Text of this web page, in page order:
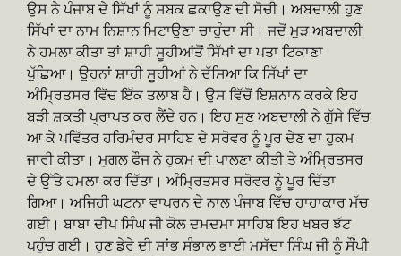
ਉਸ ਨੇ ਪੰਜਾਬ ਦੇ ਸਿੱਖਾਂ ਨੂੰ ਸਬਕ ਛਕਾਉਣ ਦੀ ਸੋਚੀ। ਅਬਦਾਲੀ ਹੁਣ
ਸਿੱਖਾਂ ਦਾ ਨਾਮ ਨਿਸ਼ਾਨ ਮਿਟਾਉਣਾ ਚਾਹੁੰਦਾ ਸੀ। ਜਦੋਂ ਮੁੜ ਅਬਦਾਲੀ
ਨੇ ਹਮਲਾ ਕੀਤਾ ਤਾਂ ਸ਼ਾਹੀ ਸੂਹੀਆਂਤੋਂ ਸਿੱਖਾਂ ਦਾ ਪਤਾ ਟਿਕਾਣਾ
ਪੁੱਛਿਆ। ਉਹਨਾਂ ਸ਼ਾਹੀ ਸੂਹੀਆਂ ਨੇ ਦੱਸਿਆ ਕਿ ਸਿੱਖਾਂ ਦਾ
ਅੰਮ੍ਰਿਤਸਰ ਵਿੱਚ ਇੱਕ ਤਲਾਬ ਹੈ। ਉਸ ਵਿੱਚੋਂ ਇਸ਼ਨਾਨ ਕਰਕੇ ਇਹ
ਬੜੀ ਸ਼ਕਤੀ ਪ੍ਰਾਪਤ ਕਰ ਲੈਂਦੇ ਹਨ। ਇਹ ਸੁਣ ਅਬਦਾਲੀ ਨੇ ਗੁੱਸੇ ਵਿੱਚ
ਆ ਕੇ ਪਵਿੱਤਰ ਹਰਿਮੰਦਰ ਸਾਹਿਬ ਦੇ ਸਰੋਵਰ ਨੂੰ ਪੂਰ ਦੇਣ ਦਾ ਹੁਕਮ
ਜਾਰੀ ਕੀਤਾ। ਮੁਗਲ ਫੌਜ ਨੇ ਹੁਕਮ ਦੀ ਪਾਲਣਾ ਕੀਤੀ ਤੇ ਅੰਮ੍ਰਿਤਸਰ
ਦੇ ਉੱਤੇ ਹਮਲਾ ਕਰ ਦਿੱਤਾ। ਅੰਮ੍ਰਿਤਸਰ ਸਰੋਵਰ ਨੂੰ ਪੂਰ ਦਿੱਤਾ
ਗਿਆ। ਅਜਿਹੀ ਘਟਨਾ ਵਾਪਰਨ ਦੇ ਨਾਲ ਪੰਜਾਬ ਵਿੱਚ ਹਾਹਾਕਾਰ ਮੱਚ
ਗਈ। ਬਾਬਾ ਦੀਪ ਸਿੰਘ ਜੀ ਕੋਲ ਦਮਦਮਾ ਸਾਹਿਬ ਇਹ ਖਬਰ ਝੱਟ
ਪਹੁੰਚ ਗਈ। ਹੁਣ ਡੇਰੇ ਦੀ ਸਾਂਭ ਸੰਭਾਲ ਭਾਈ ਮਸੱਦਾ ਸਿੰਘ ਜੀ ਨੂੰ ਸੌਂਪੀ